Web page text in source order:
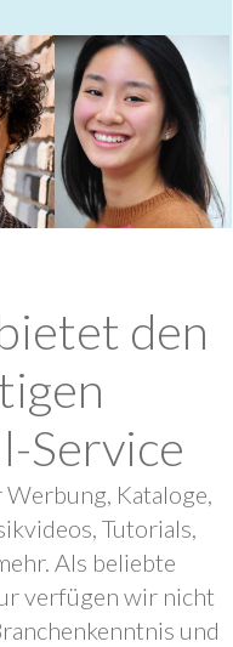
den
Service
Kataloge,
Tutorials,
Als beliebte
verfügen wir nicht
und